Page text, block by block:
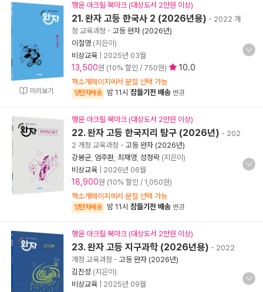
미리보기
행운 아크릴 북마크 (대상도서 2만원 이상)
21. 완자 고등 한국사 2 (2026년용) - 2022 개
정 교육과정 - 고등 완자 (2026년)
이철영 (지은이)
비상교육
2025년 03월
13,500원 (10% 할인 / 750원) 10.0
책소개페이지에서 분철 선택 가능
양탄자배송 밤 11시 잠들기전 배송 변경
행운 아크릴 북마크 (대상도서 2만원 이상)
22. 완자 고등 한국지리 탐구 (2026년) - 202
2 개정 교육과정 - 고등 완자 (2026년)
강봉균 엄주환 최재영 성정락 (지은이)
비상교육
2026년 06월
18,900원 (10% 할인 / 1,050원)
책소개페이지에서 분철 선택 가능
양탄자배송 밤 11시 잠들기전 배송 변경
행운 아크릴 북마크 (대상도서 2만원 이상)
23. 완자 고등 지구과학 (2026년용) - 2022
개정 교육과정 - 고등 완자 (2026년)
김진성 (지은이)
비상교육
2025년 09월